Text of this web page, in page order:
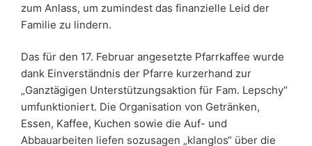
zum Anlass, um zumindest das finanzielle Leid der
Familie zu lindern.
Das für den 17. Februar angesetzte Pfarrkaffee wurde
dank Einverständnis der Pfarre kurzerhand zur
„Ganztägigen Unterstützungsaktion für Fam. Lepschy“
umfunktioniert. Die Organisation von Getränken,
Essen, Kaffee, Kuchen sowie die Auf- und
Abbauarbeiten liefen sozusagen „klanglos“ über die